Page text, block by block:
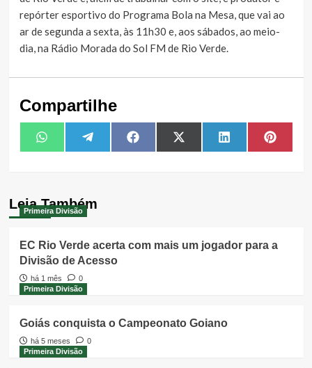
repórter esportivo do Programa Bola na Mesa, que vai ao
ar de segunda a sexta, às 11h30 e, aos sábados, ao meio-
dia, na Rádio Morada do Sol FM de Rio Verde.
Compartilhe
Share
on
WhatsAppShare
on
TelegramShare
on
FacebookShare
on
X
(Twitter)
Share
on
LinkedIn Share
on
Leia Também
Primeira Divisão
EC Rio Verde acerta com mais um jogador para a
Divisão de Acesso
há 1 mês
0
Primeira Divisão
Goiás conquista o Campeonato Goiano
há 5 meses
0
Primeira Divisão